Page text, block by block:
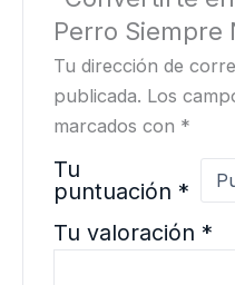
Perro Siempre
Tu dirección de
publicada. Los
marcados con *
Tu
puntuación *
Tu valoración *